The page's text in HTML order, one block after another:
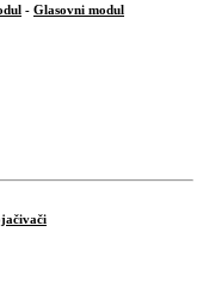
- Glasovni modul